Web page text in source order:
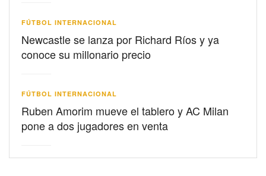
FÚTBOL INTERNACIONAL
Newcastle se lanza por Richard Ríos y ya
conoce su millonario precio
FÚTBOL INTERNACIONAL
Ruben Amorim mueve el tablero y AC Milan
pone a dos jugadores en venta